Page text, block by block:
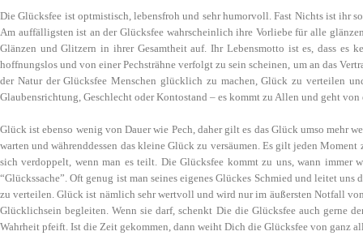
Die Glücksfee ist optmistisch, lebensfroh und sehr humorvoll. Fast Nichts ist ihr
Am auffälligsten ist an der Glücksfee wahrscheinlich ihre Vorliebe für alle
Glänzen und Glitzern in ihrer Gesamtheit auf. Ihr Lebensmotto ist es, dass es
hoffnungslos und von einer Pechsträhne verfolgt zu sein scheinen, um an das
der Natur der Glücksfee Menschen glücklich zu machen, Glück zu verteilen
Glaubensrichtung, Geschlecht oder Kontostand – es kommt zu Allen und geht von
Glück ist ebenso wenig von Dauer wie Pech, daher gilt es das Glück umso mehr
warten und währenddessen das kleine Glück zu versäumen. Es gilt jeden
sich verdoppelt, wenn man es teilt. Die Glücksfee kommt zu uns, wann
“Glückssache”. Oft genug ist man seines eigenes Glückes Schmied und leitet
zu verteilen. Glück ist nämlich sehr wertvoll und wird nur im äußersten Notfall
Glücklichsein begleiten. Wenn sie darf, schenkt Die die Glücksfee auch gerne
Wahrheit pfeift. Ist die Zeit gekommen, dann weiht Dich die Glücksfee von ganz